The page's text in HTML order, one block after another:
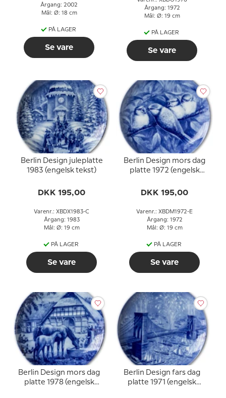
Årgang: 2002
Mål: Ø: 18 cm
PÅ LAGER
Se vare
Årgang: 1972
Mål: Ø: 19 cm
PÅ LAGER
Se vare
Berlin Design juleplatte
1983 (engelsk tekst)
DKK 195,00
Varenr.: XBDX1983-C
Årgang: 1983
Mål: Ø: 19 cm
PÅ LAGER
Se vare
Berlin Design mors dag
platte 1972 (engelsk
DKK 195,00
Varenr.: XBDM1972-E
Årgang: 1972
Mål: Ø: 19 cm
PÅ LAGER
Se vare
Berlin Design mors dag
platte 1978 (engelsk
Berlin Design fars dag
platte 1971 (engelsk